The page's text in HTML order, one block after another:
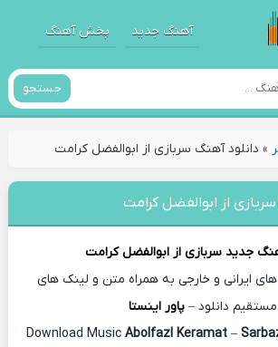
آهنگ جدید پخش آهنگ
جستجو
» دانلود آهنگ سربازی از ابوالفضل کرامت
از ابوالفضل کرامت
جدید سربازی ازابوالفضل کرامت
ایرانی و خارجی به همراه متن و لینک های
مستقیم دانلود – پاور اینستا
Abolfazl Keramat –